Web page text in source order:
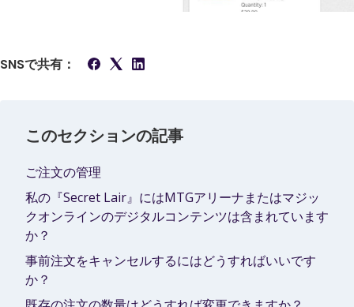
SNSで共有：
このセクションの記事
ご注文の管理
私の『Secret Lair』にはMTGアリーナまたはマジッ
クオンラインのデジタルコンテンツは含まれています
か？
事前注文をキャンセルするにはどうすればいいです
か？